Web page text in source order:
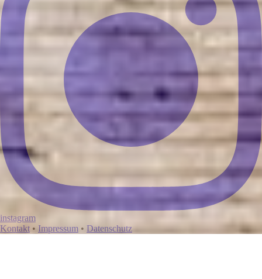
instagram
Kontakt • Impressum • Datenschutz